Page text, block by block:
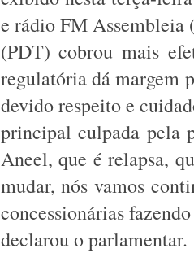
e rádio FM
(PDT) cobrou mais
regulatória dá margem
devido respeito e
principal culpada pela
Aneel, que é relapsa,
mudar, nós vamos
concessionárias
declarou o parlamentar.